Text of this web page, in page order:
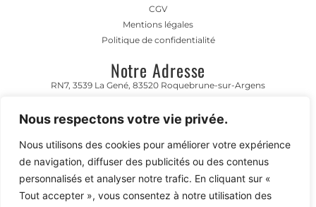
Nous respectons votre vie privée.
Nous utilisons des cookies pour améliorer votre expérience
de navigation, diffuser des publicités ou des contenus
personnalisés et analyser notre trafic. En cliquant sur «
Tout accepter », vous consentez à notre utilisation des
CGV
Mentions légales
Politique de confidentialité
Notre Adresse
RN7, 3539 La Gené, 83520 Roquebrune-sur-Argens
Horaire D'ouverture
Contact
04 94 45 50 90
contact@meharipassion.fr